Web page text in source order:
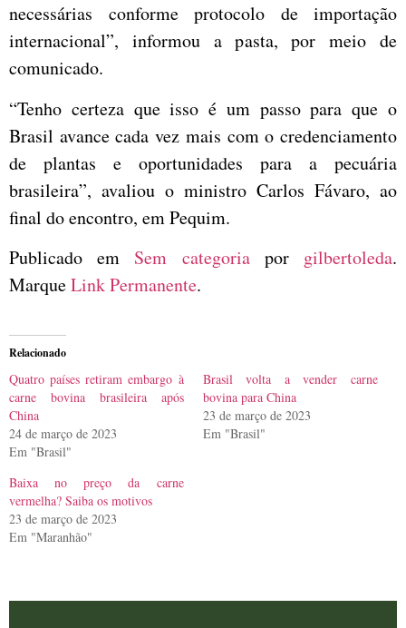
necessárias conforme protocolo de importação
internacional”, informou a pasta, por meio de
comunicado.
“Tenho certeza que isso é um passo para que o
Brasil avance cada vez mais com o credenciamento
de plantas e oportunidades para a pecuária
brasileira”, avaliou o ministro Carlos Fávaro, ao
final do encontro, em Pequim.
Publicado em Sem categoriapor gilbertoleda.
MarqueLink Permanente.
Relacionado
Quatro países retiram embargo à
carne bovina brasileira após
China
24 de março de 2023
Em "Brasil"
Brasil volta a vender carne
bovina para China
23 de março de 2023
Em "Brasil"
Baixa no preço da carne
vermelha? Saiba os motivos
23 de março de 2023
Em "Maranhão"